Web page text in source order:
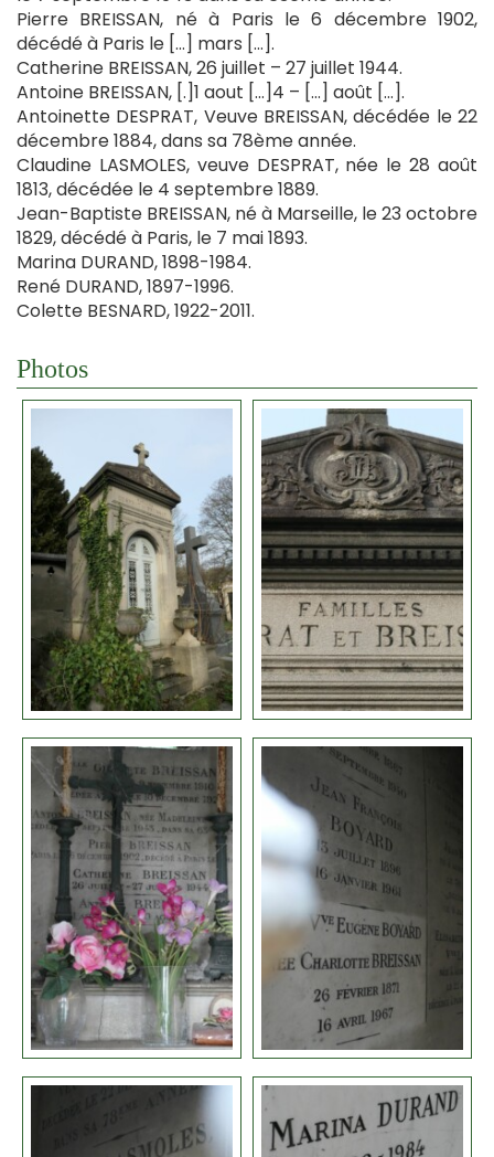
Pierre BREISSAN, né à Paris le 6 décembre 1902,
décédé à Paris le […] mars […].
Catherine BREISSAN, 26 juillet – 27 juillet 1944.
Antoine BREISSAN, [.]1 aout […]4 – […] août […].
Antoinette DESPRAT, Veuve BREISSAN, décédée le 22
décembre 1884, dans sa 78ème année.
Claudine LASMOLES, veuve DESPRAT, née le 28 août
1813, décédée le 4 septembre 1889.
Jean-Baptiste BREISSAN, né à Marseille, le 23 octobre
1829, décédé à Paris, le 7 mai 1893.
Marina DURAND, 1898-1984.
René DURAND, 1897-1996.
Colette BESNARD, 1922-2011.
Photos